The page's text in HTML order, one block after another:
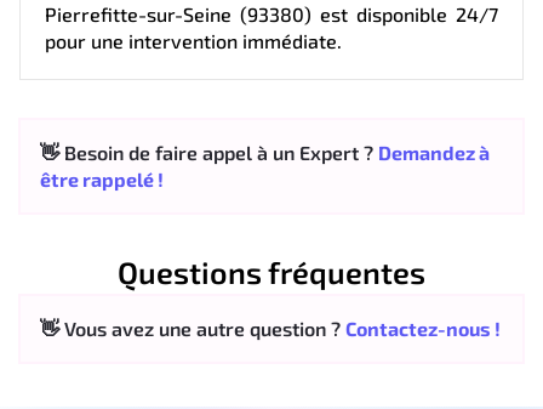
Pierrefitte-sur-Seine (93380) est disponible 24/7
pour une intervention immédiate.
👋 Besoin de faire appel à un Expert ? Demandez à
être rappelé !
Questions fréquentes
👋 Vous avez une autre question ? Contactez-nous !